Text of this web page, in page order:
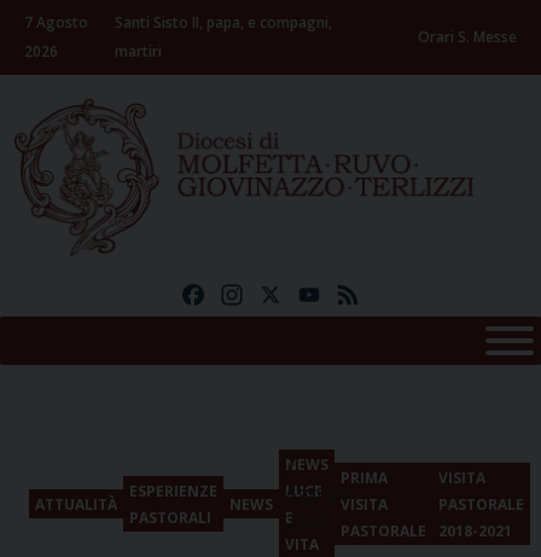
Skip
content
7 Agosto
2026
Santi Sisto II, papa, e compagni,
martiri
Orari S. Messe
FacebookInstagramYouTube
ATTUALITÀ
ESPERIENZE
PASTORALI
NEWS
NEWS
LUCE
E
VITA
PRIMA
VISITA
PASTORALE
VISITA
PASTORALE
2018-2021
7
Agosto
2026